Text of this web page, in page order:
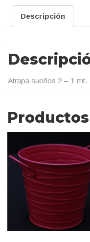
Descripción
Atrapa sueños 2 – 1 mt.